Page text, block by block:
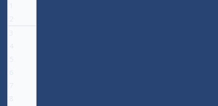
1
2
3
4
5
6
7
8